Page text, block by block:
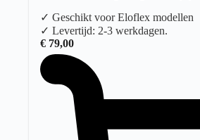
✓ Geschikt voor Eloflex modellen
✓ Levertijd: 2-3 werkdagen.
€ 79,00